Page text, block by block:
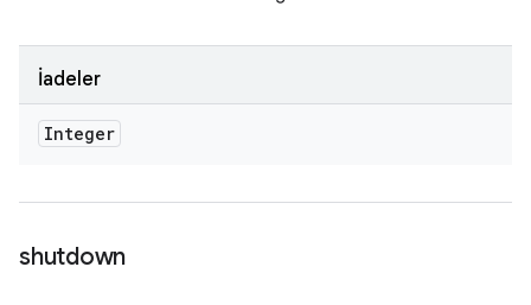
İadeler
Integer
shutdown